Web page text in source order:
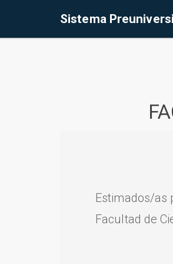
Sistema
Estimados/as
Facultad de